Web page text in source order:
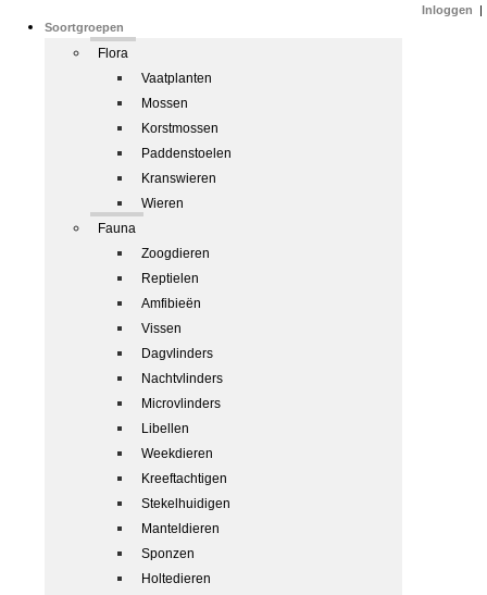
Soortgroepen
Flora
Vaatplanten
Mossen
Korstmossen
Paddenstoelen
Kranswieren
Wieren
Fauna
Zoogdieren
Reptielen
Amfibieën
Vissen
Dagvlinders
Nachtvlinders
Microvlinders
Libellen
Weekdieren
Kreeftachtigen
Stekelhuidigen
Manteldieren
Sponzen
Holtedieren
Inloggen |